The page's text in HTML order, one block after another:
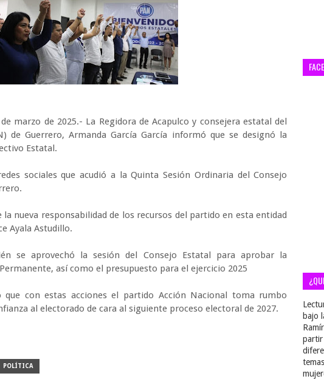
marzo de 2025.- La Regidora de Acapulco y consejera estatal del
de Guerrero, Armanda García García informó que se designó la
Estatal.
sociales que acudió a la Quinta Sesión Ordinaria del Consejo
la nueva responsabilidad de los recursos del partido en esta entidad
Ayala Astudillo.
se aprovechó la sesión del Consejo Estatal para aprobar la
así como el presupuesto para el ejercicio 2025
que con estas acciones el partido Acción Nacional toma rumbo
al electorado de cara al siguiente proceso electoral de 2027.
POLÍTICA
bajo
partir